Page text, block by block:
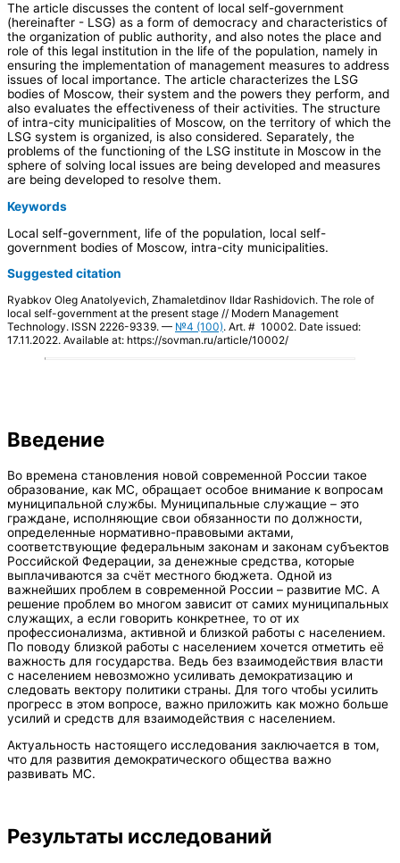
The article discusses the content of local self-government
(hereinafter - LSG) as a form of democracy and characteristics of
the organization of public authority, and also notes the place and
role of this legal institution in the life of the population, namely in
ensuring the implementation of management measures to address
issues of local importance. The article characterizes the LSG
bodies of Moscow, their system and the powers they perform, and
also evaluates the effectiveness of their activities. The structure
of intra-city municipalities of Moscow, on the territory of which the
LSG system is organized, is also considered. Separately, the
problems of the functioning of the LSG institute in Moscow in the
sphere of solving local issues are being developed and measures
are being developed to resolve them.
Keywords
Local self-government, life of the population, local self-
government bodies of Moscow, intra-city municipalities.
Suggested citation
Ryabkov Oleg Anatolyevich, Zhamaletdinov Ildar Rashidovich. The role of
local self-government at the present stage // Modern Management
Technology. ISSN 2226-9339. — №4 (100). Art. # 10002. Date issued:
17.11.2022. Available at: https://sovman.ru/article/10002/
Введение
Во времена становления новой современной России такое
образование, как МС, обращает особое внимание к вопросам
муниципальной службы. Муниципальные служащие – это
граждане, исполняющие свои обязанности по должности,
определенные нормативно-правовыми актами,
соответствующие федеральным законам и законам субъектов
Российской Федерации, за денежные средства, которые
выплачиваются за счёт местного бюджета. Одной из
важнейших проблем в современной России – развитие МС. А
решение проблем во многом зависит от самих муниципальных
служащих, а если говорить конкретнее, то от их
профессионализма, активной и близкой работы с населением.
По поводу близкой работы с населением хочется отметить её
важность для государства. Ведь без взаимодействия власти
с населением невозможно усиливать демократизацию и
следовать вектору политики страны. Для того чтобы усилить
прогресс в этом вопросе, важно приложить как можно больше
усилий и средств для взаимодействия с населением.
Актуальность настоящего исследования заключается в том,
что для развития демократического общества важно
развивать МС.
Результаты исследований